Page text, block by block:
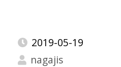
2019-05-19
nagajis